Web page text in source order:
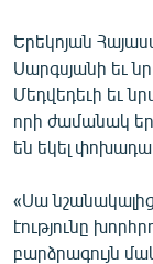
Երեկոյան
Սարգսյանի եւ
Մեդվեդեւի եւ
որի ժամանակ
են եկել
«Սա
էությունը
բարձրագույն